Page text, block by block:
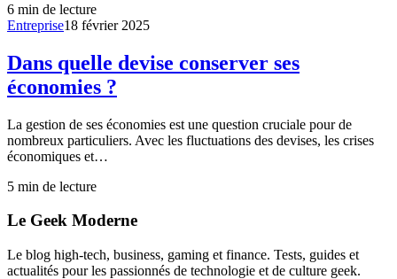
6 min de lecture
Entreprise18 février 2025
Dans quelle devise conserver ses
économies ?
La gestion de ses économies est une question cruciale pour de
nombreux particuliers. Avec les fluctuations des devises, les crises
économiques et…
5 min de lecture
Le Geek Moderne
Le blog high-tech, business, gaming et finance. Tests, guides et
actualités pour les passionnés de technologie et de culture geek.